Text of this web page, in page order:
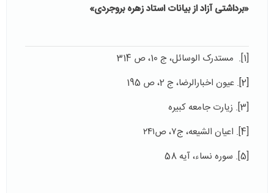
«برداشتی آزاد از بیانات استاد زهره بروجردی»
[1]. مستدرک الوسائل، ج 10، ص 314
[2] . عیون اخبارالرضا، ج 2، ص 195
[3]. زیارت جامعه کبیره
[4]. اعیان الشیعه، ج۷، ص۲۴۱
[5]. سوره نساء، آیه 58